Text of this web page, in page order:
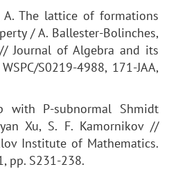
A. The lattice of formations
/ A. Ballester-Bolinches,
Journal of Algebra and its
S0219-4988, 171-JAA,
with P-subnormal Shmidt
Xu, S. F. Kamornikov //
Institute of Mathematics.
pp. S231-238.